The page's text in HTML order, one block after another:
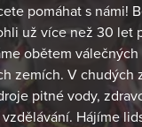
pomáhat s námi!
už více než 30 let
obětem
zemích. V chudých
pitné vody,
Hájíme